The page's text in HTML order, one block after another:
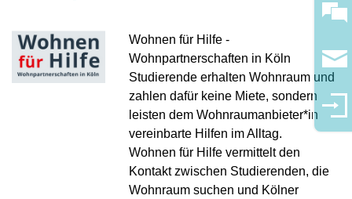
Wohnen für Hilfe -
Wohnpartnerschaften in Köln
Studierende erhalten Wohnraum und
zahlen dafür keine Miete, sondern
leisten dem Wohnraumanbieter*in
vereinbarte Hilfen im Alltag.
Wohnen für Hilfe vermittelt den
Kontakt zwischen Studierenden, die
Wohnraum suchen und Kölner